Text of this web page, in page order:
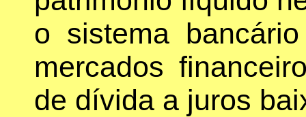
o sistema
mercados
de dívida a juros